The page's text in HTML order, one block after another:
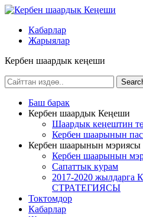
Кабарлар
Жарыялар
Кербен шаардык кеңеши
Баш барак
Кербен шаардык Кеңеши
Шаардык кеңештин
Кербен шаарынын
Кербен шаарынын мэриясы
Кербен шаарынын
Сапаттык курам
2017-2020
СТРАТЕГИЯСЫ
Токтомдор
Кабарлар